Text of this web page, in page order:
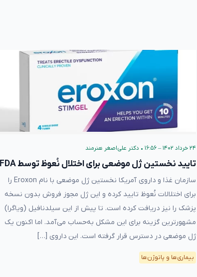
۲۴ خرداد ۱۴۰۲ – ۱۶:۵۶ • دکتر علی‌اصغر هنرمند
تایید نخستین ژل موضعی برای اختلال نُعوظ توسط FDA
سازمان غذا و داروی آمریکا نخستین ژل موضعی با نام Eroxon را
برای اختلالات نُعوظ تایید کرده و این ژل مجوز فروش بدون نسخه
پزشک را نیز دریافت کرده است. تا پیش از این سیلدنافیل (ویاگرا)
مشهور‌ترین گزینه برای این مشکل به‌حساب می‌آمد. اما اکنون یک
ژل موضعی در دسترس قرار گرفته است. این داروی […]
بیماری‌ها و پاتوژن‌ها